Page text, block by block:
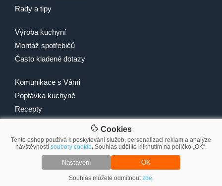
Cookies
Tento eshop používá k poskytování služeb, personalizaci reklam a analýze
návštěvnosti soubory cookie. Souhlas udělíte kliknutím na políčko „OK“.
Nastavení OK
Souhlas můžete odmítnoutzde.
Rady a tipy
Výroba kuchyní
Montáž spotřebičů
Často kladené dotazy
Komunikace s Vámi
Poptávka kuchyně
Recepty
© 2007-2026 2Traders CZ s.r.o.